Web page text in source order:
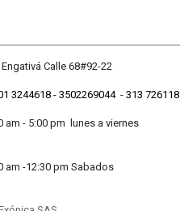
Engativá
3244618- 3502269044- 313
8:00 am - 5:00 pm
8:30 am -12:30